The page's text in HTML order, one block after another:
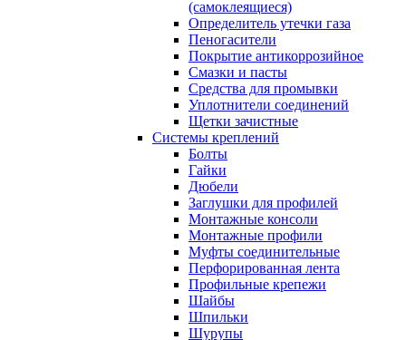
(самоклеящиеся)
Определитель утечки газа
Пеногасители
Покрытие антикоррозийное
Смазки и пасты
Средства для промывки
Уплотнители соединений
Щетки зачистные
Системы креплений
Болты
Гайки
Дюбели
Заглушки для профилей
Монтажные консоли
Монтажные профили
Муфты соединительные
Перфорированная лента
Профильные крепежи
Шайбы
Шпильки
Шурупы